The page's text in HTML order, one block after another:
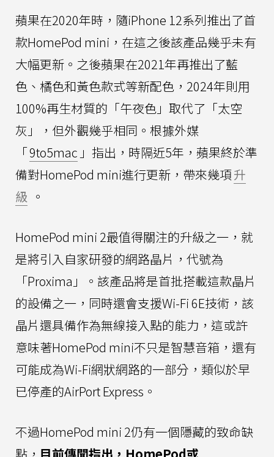
蘋果在2020年時，隨iPhone 12系列推出了首
款HomePod mini，在這之後該產品幾乎未有
大幅更新。之後蘋果在2021年再推出了藍
色、橘色和黃色款式等新配色，2024年則用
100%再生材質的「午夜色」取代了「太空
灰」，但外觀幾乎相同。根據外媒
「9to5mac 」指出，時隔近5年，蘋果終於準
備對HomePod mini進行更新，帶來幾項升
級 。
HomePod mini 2最值得關注的升級之一，就
是將引入自家研發的網路晶片，代號為
「Proxima」。該產品將是首批搭載這款晶片
的設備之一，同時還會支援Wi-Fi 6E技術，該
晶片還具備作為無線接入點的能力，這或許
意味著HomePod mini不只是智慧音箱，還有
可能成為Wi-Fi網狀網路的一部分，類似於早
已停產的AirPort Express。
不過HomePod mini 2仍有一個隱藏的致命缺